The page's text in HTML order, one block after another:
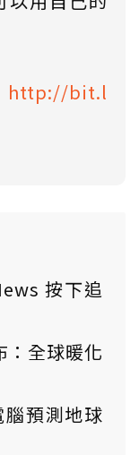
http://bit.l
按下追
：全球暖化
預測地球